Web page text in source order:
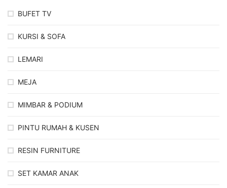
BUFET TV
KURSI & SOFA
LEMARI
MEJA
MIMBAR & PODIUM
PINTU RUMAH & KUSEN
RESIN FURNITURE
SET KAMAR ANAK